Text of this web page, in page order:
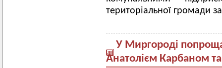
територіальної громади
У Миргороді
Анатолієм Карбаном